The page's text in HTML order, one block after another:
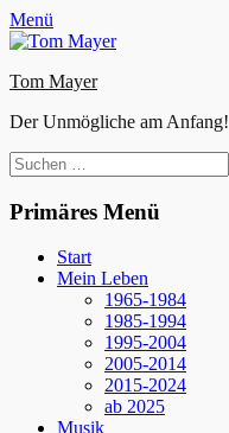
Zum
Inhalt
Facebook
E-
Mail
Instagram
Website
Menü
Tom Mayer
Der Unmögliche am Anfang!
Suche
nach:
Primäres Menü
Start
Mein Leben
1965-1984
1985-1994
1995-2004
2005-2014
2015-2024
ab 2025
Musik